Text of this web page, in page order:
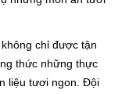
chỉ được tận
thức những thực
liệu tươi ngon. Đội